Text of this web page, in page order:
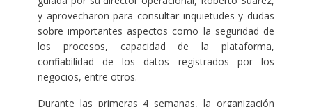
y aprovecharon para consultar inquietudes y dudas
sobre importantes aspectos como la seguridad de
los procesos, capacidad de la plataforma,
confiabilidad de los datos registrados por los
negocios, entre otros.
Durante las primeras 4 semanas, la organización